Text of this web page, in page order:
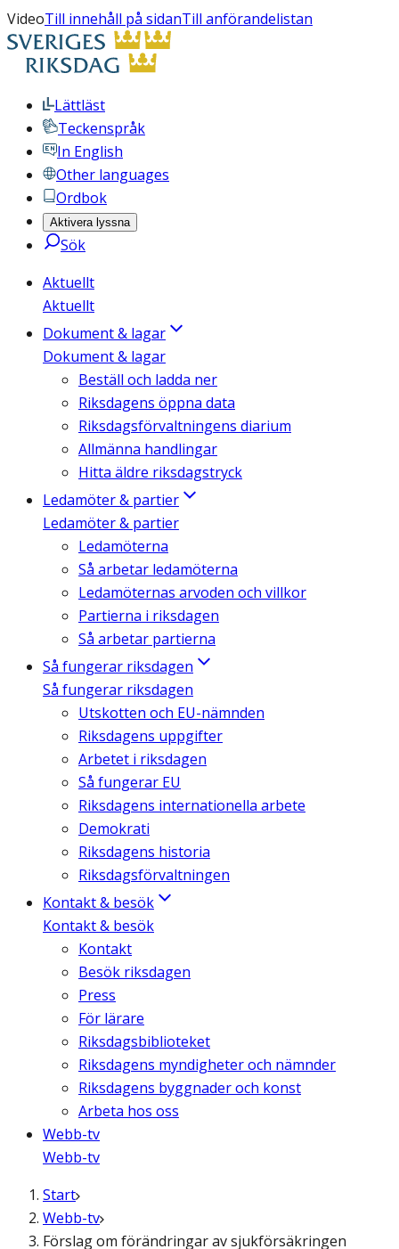
VideoTill innehåll på sidanTill anförandelistan
Lättläst
Teckenspråk
In English
Other languages
Ordbok
Aktivera lyssna
Sök
Aktuellt
Aktuellt
Dokument & lagar
Dokument & lagar
Beställ och ladda ner
Riksdagens öppna data
Riksdagsförvaltningens diarium
Allmänna handlingar
Hitta äldre riksdagstryck
Ledamöter & partier
Ledamöter & partier
Ledamöterna
Så arbetar ledamöterna
Ledamöternas arvoden och villkor
Partierna i riksdagen
Så arbetar partierna
Så fungerar riksdagen
Så fungerar riksdagen
Utskotten och EU-nämnden
Riksdagens uppgifter
Arbetet i riksdagen
Så fungerar EU
Riksdagens internationella arbete
Demokrati
Riksdagens historia
Riksdagsförvaltningen
Kontakt & besök
Kontakt & besök
Kontakt
Besök riksdagen
Press
För lärare
Riksdagsbiblioteket
Riksdagens myndigheter och nämnder
Riksdagens byggnader och konst
Arbeta hos oss
Webb-tv
Webb-tv
Start
Webb-tv
Förslag om förändringar av sjukförsäkringen